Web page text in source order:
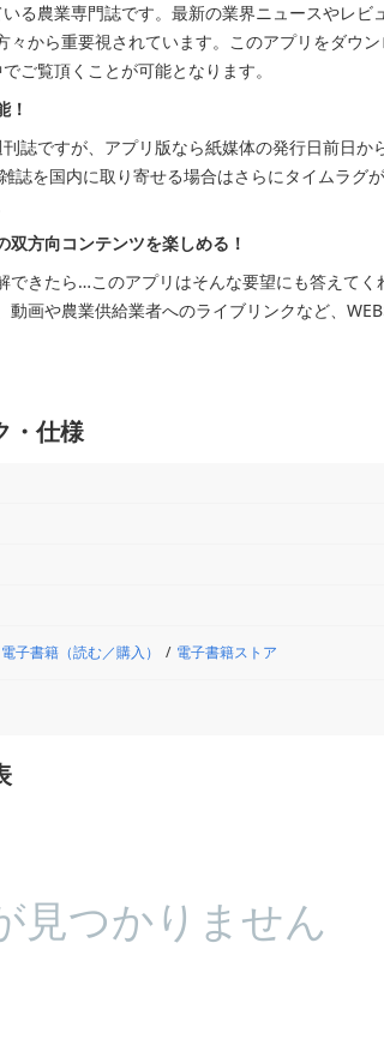
る農業専門誌です。最新の業界ニュースやレビ
から重要視されています。このアプリをダウン
ご覧頂くことが可能となります。
！
誌ですが、アプリ版なら紙媒体の発行日前日か
誌を国内に取り寄せる場合はさらにタイムラグ
方向コンテンツを楽しめる！
きたら…このアプリはそんな要望にも答えてく
画や農業供給業者へのライブリンクなど、
・仕様
電子書籍（読む／購入） 電子書籍ストア
見つかりません